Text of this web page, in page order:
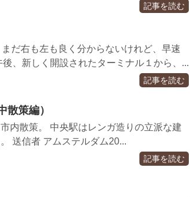
記事を読む
だ右も左も良く分からないけれど、早速
、新しく開設されたターミナル１から、...
記事を読む
散策編）
内散策。 中央駅はレンガ造りの立派な建
送信者 アムステルダム20...
記事を読む